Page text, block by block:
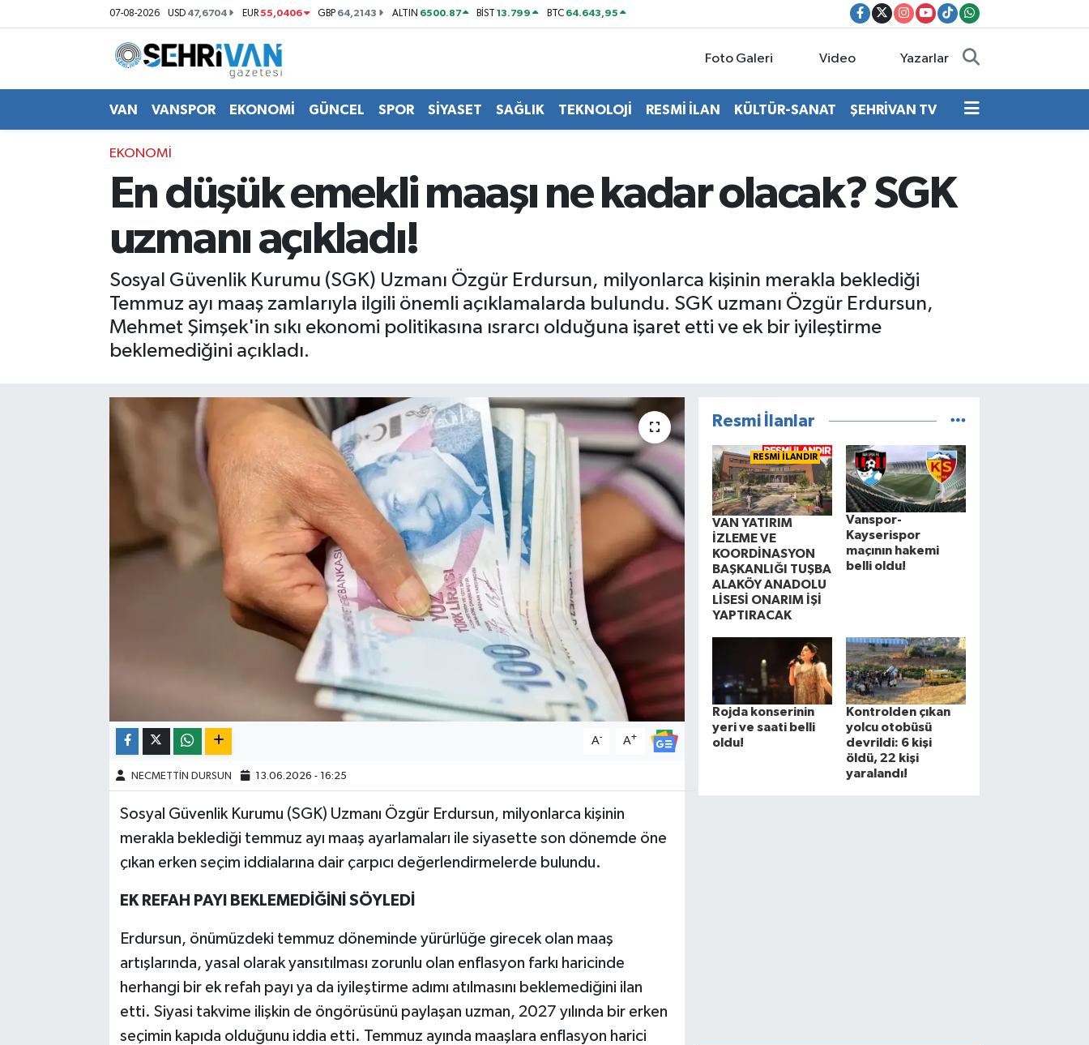
07-08-2026 USD 47,6704 EUR55,0406 GBP 64,2143 ALTIN 6500.87 BİST13.799 BTC 64.643,95
Foto Galeri Video Yazarlar
VAN VANSPOR EKONOMİ GÜNCEL SPOR SİYASET SAĞLIK TEKNOLOJİ RESMİ İLAN KÜLTÜR-SANAT ŞEHRİVAN TV
EKONOMİ
En düşük emekli maaşı ne kadar olacak? SGK
uzmanı açıkladı!
Sosyal Güvenlik Kurumu (SGK) Uzmanı Özgür Erdursun, milyonlarca kişinin merakla beklediği
Temmuz ayı maaş zamlarıyla ilgili önemli açıklamalarda bulundu. SGK uzmanı Özgür Erdursun,
Mehmet Şimşek'in sıkı ekonomi politikasına ısrarcı olduğuna işaret etti ve ek bir iyileştirme
beklemediğini açıkladı.
A- A+
NECMETTİN DURSUN 13.06.2026 - 16:25
Sosyal Güvenlik Kurumu (SGK) Uzmanı Özgür Erdursun, milyonlarca kişinin
merakla beklediği temmuz ayı maaş ayarlamaları ile siyasette son dönemde öne
çıkan erken seçim iddialarına dair çarpıcı değerlendirmelerde bulundu.
EK REFAH PAYI BEKLEMEDİĞİNİ SÖYLEDİ
Erdursun, önümüzdeki temmuz döneminde yürürlüğe girecek olan maaş
artışlarında, yasal olarak yansıtılması zorunlu olan enflasyon farkı haricinde
herhangi bir ek refah payı ya da iyileştirme adımı atılmasını beklemediğini ilan
etti. Siyasi takvime ilişkin de öngörüsünü paylaşan uzman, 2027 yılında bir erken
seçimin kapıda olduğunu iddia etti. Temmuz ayında maaşlara enflasyon harici
Resmi İlanlar
RESMİ İLANDIR
VAN YATIRIM
İZLEME VE
KOORDİNASYON
BAŞKANLIĞI TUŞBA
ALAKÖY ANADOLU
LİSESİ ONARIM İŞİ
YAPTIRACAK
Vanspor-
Kayserispor
maçının hakemi
belli oldu!
Rojda konserinin
yeri ve saati belli
oldu!
Kontrolden çıkan
yolcu otobüsü
devrildi: 6 kişi
öldü, 22 kişi
yaralandı!
Van Nöbetçi Eczaneler
Van Hava Durumu
VAN Namaz Vakitleri
Van Trafik Yoğunluk Haritası
Süper Lig Puan Durumu ve Fikstür
Son Dakika Haberleri
Haber Arşivi